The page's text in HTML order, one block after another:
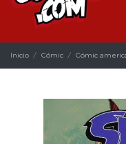
Inicio Cómic Cómic